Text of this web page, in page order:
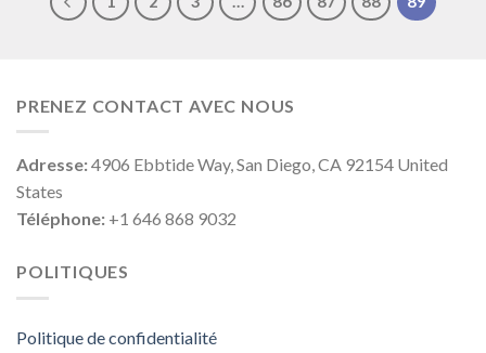
PRENEZ CONTACT AVEC NOUS
Adresse:4906 Ebbtide Way, San Diego, CA 92154 United
States
Téléphone: +1 646 868 9032
POLITIQUES
Politique de confidentialité